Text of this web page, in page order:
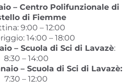
– Centro Polifunzionale di
di Fiemme
9:00 – 12:00
14:00 – 18:00
– Scuola di Sci di Lavazè:
8:30 – 14:00
– Scuola di Sci di Lavazè:
7:30 – 12:00